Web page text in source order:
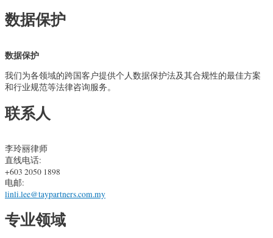
数据保护
数据保护
我们为各领域的跨国客户提供个人数据保护法及其合规性的最佳方案
和行业规范等法律咨询服务。
联系人
李玲丽律师
直线电话:
+603 2050 1898
电邮:
linli.lee@taypartners.com.my
专业领域